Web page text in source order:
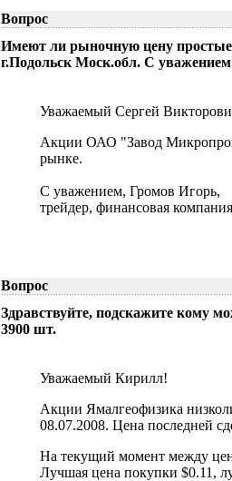
Вопрос
Имеют ли рыночную цену
г.Подольск Моск.обл. С
Уважаемый Сергей
Акции ОАО "Завод
рынке.
С уважением, Громов Игорь,
трейдер, финансовая
Вопрос
Здравствуйте, подскажите кому
3900 шт.
Уважаемый Кирилл!
Акции Ямалгеофизика
08.07.2008. Цена последней
На текущий момент между
Лучшая цена покупки $0.11,